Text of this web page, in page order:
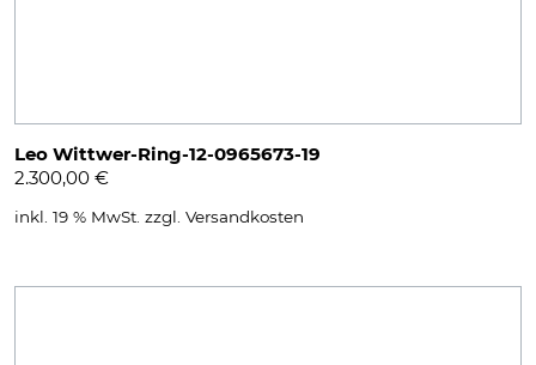
Leo Wittwer-Ring-12-0965673-19
2.300,00 €
inkl. 19 % MwSt. zzgl. Versandkosten